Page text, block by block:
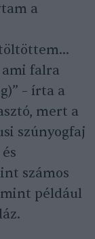
a
töltöttem…
ami falra
– írta a
mert a
szúnyogfaj
számos
mint például